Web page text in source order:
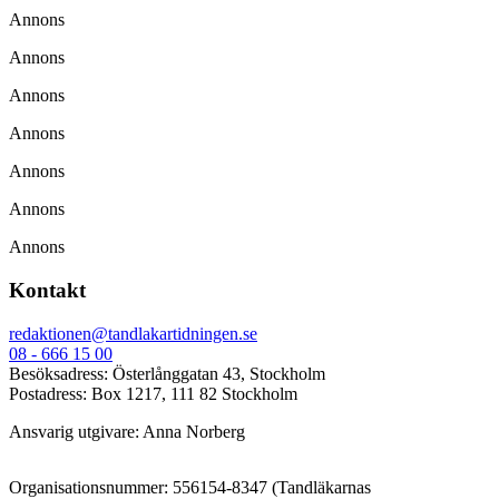
Annons
Annons
Annons
Annons
Annons
Annons
Annons
Kontakt
redaktionen@tandlakartidningen.se
08 - 666 15 00
Besöksadress: Österlånggatan 43, Stockholm
Postadress: Box 1217, 111 82 Stockholm
Ansvarig utgivare: Anna Norberg
Organisationsnummer: 556154-8347 (Tandläkarnas